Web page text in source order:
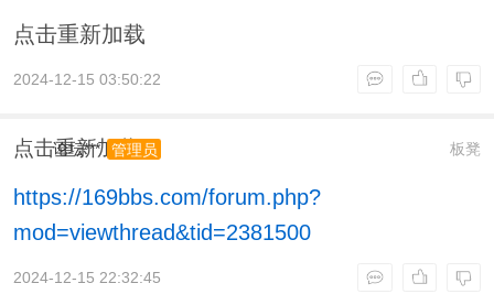
点击重新加载
2024-12-15 03:50:22
点击重新加载 板凳
论坛*** 管理员
https://169bbs.com/forum.php?
mod=viewthread&tid=2381500
2024-12-15 22:32:45